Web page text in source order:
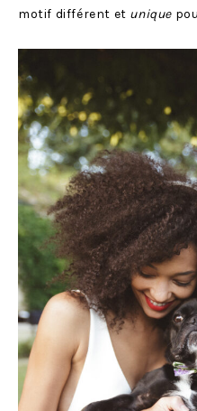
motif différent et unique